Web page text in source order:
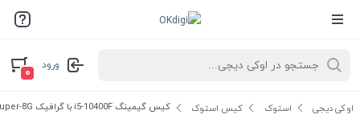
ورود
۰
اوکی دیجی استوک کیس استوک کیس گیمینگ i5-10400F با گرافیک RTX2060super-8G